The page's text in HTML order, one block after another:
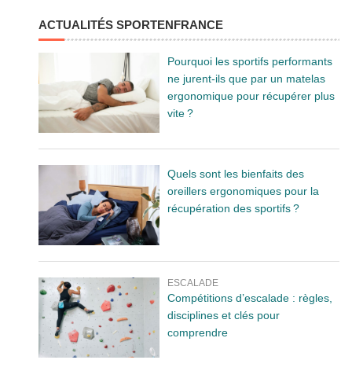
ACTUALITÉS SPORTENFRANCE
Pourquoi les sportifs performants
ne jurent-ils que par un matelas
ergonomique pour récupérer plus
vite ?
Quels sont les bienfaits des
oreillers ergonomiques pour la
récupération des sportifs ?
ESCALADE
Compétitions d’escalade : règles,
disciplines et clés pour
comprendre